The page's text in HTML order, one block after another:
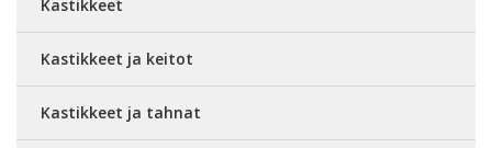
Kastikkeet
Kastikkeet ja keitot
Kastikkeet ja tahnat